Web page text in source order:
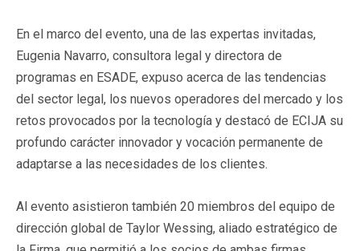
En el marco del evento, una de las expertas invitadas,
Eugenia Navarro, consultora legal y directora de
programas en ESADE, expuso acerca de las tendencias
del sector legal, los nuevos operadores del mercado y los
retos provocados por la tecnología y destacó de ECIJA su
profundo carácter innovador y vocación permanente de
adaptarse a las necesidades de los clientes.
Al evento asistieron también 20 miembros del equipo de
dirección global de Taylor Wessing, aliado estratégico de